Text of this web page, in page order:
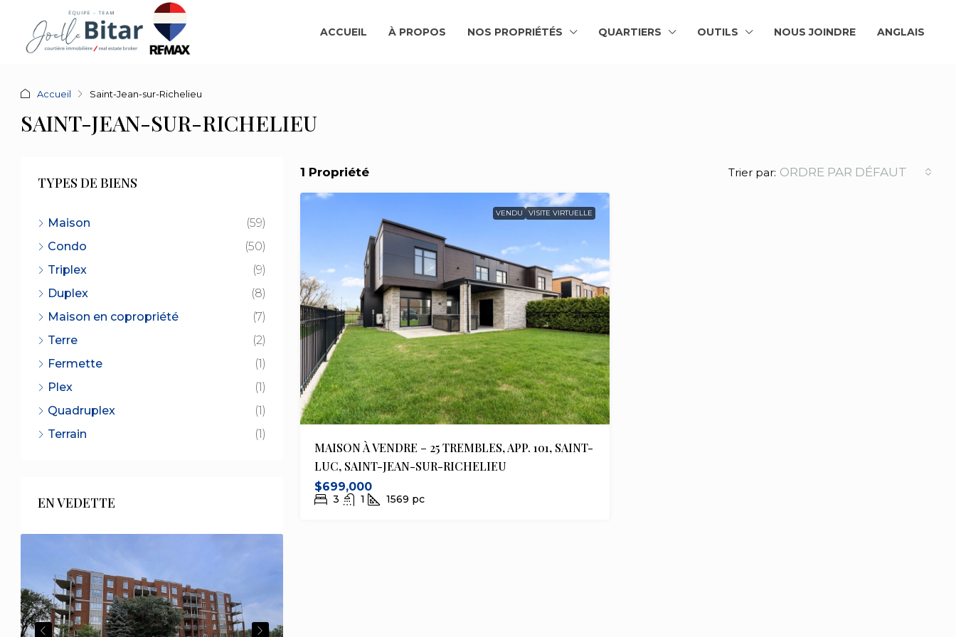
ACCUEIL À PROPOS NOS PROPRIÉTÉS QUARTIERS OUTILS NOUS JOINDRE ANGLAIS
Accueil Saint-Jean-sur-Richelieu
SAINT-JEAN-SUR-RICHELIEU
1 Propriété Trier par: ORDRE PAR DÉFAUT
VENDU VISITE VIRTUELLE
MAISON À VENDRE – 25 TREMBLES, APP. 101, SAINT-
LUC, SAINT-JEAN-SUR-RICHELIEU
$699,000
3 1 1569 pc
TYPES DE BIENS
Maison
(59)
Condo
(50)
Triplex
(9)
Duplex
(8)
Maison en copropriété
(7)
Terre
(2)
Fermette
(1)
Plex
(1)
Quadruplex
(1)
Terrain
(1)
EN VEDETTE